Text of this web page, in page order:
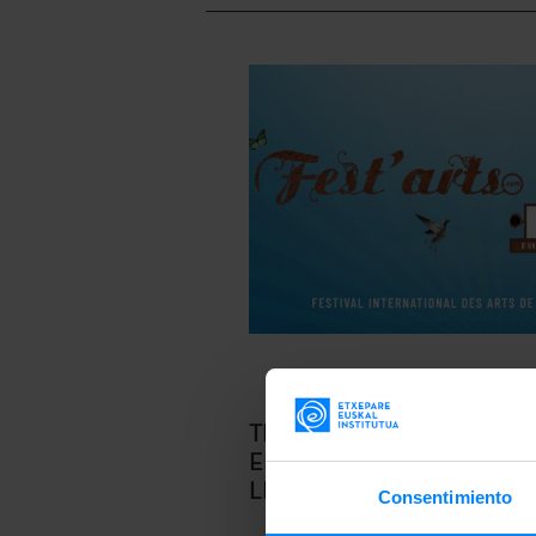
Consentimiento
TRES COMPAÑÍAS VASCAS
EN EL FEST ´ARTS DE
LIBOURNE